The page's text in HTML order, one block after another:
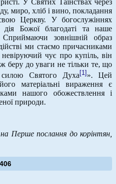
миро, хліб і вино, покладання
Церкву. У богослужіннях
дія Божої благодаті та наше
зовнішній образ
ми стаємо причасниками
чує про купіль, він
беру до уваги не тільки те, що
Святого Духа [1] ». Цей
матеріальні вираження є
нашого обожествлення і
природи.
на Перше послання до корінтян,
406